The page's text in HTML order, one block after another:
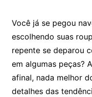
Você já se pegou
escolhendo suas
repente se deparou
em algumas peças?
afinal, nada melhor
detalhes das